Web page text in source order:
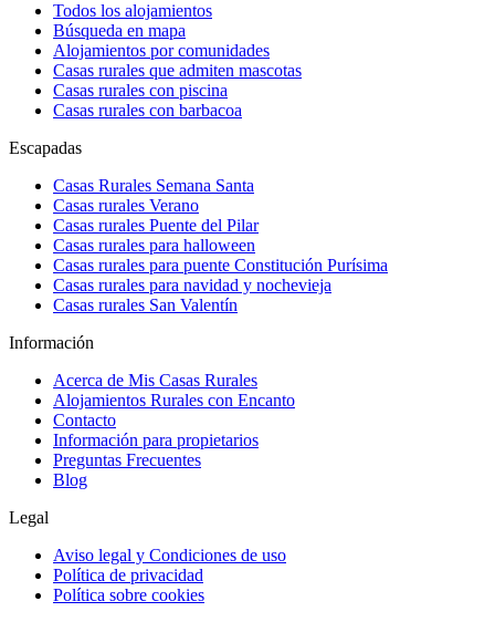
Todos los alojamientos
Búsqueda en mapa
Alojamientos por comunidades
Casas rurales que admiten mascotas
Casas rurales con piscina
Casas rurales con barbacoa
Escapadas
Casas Rurales Semana Santa
Casas rurales Verano
Casas rurales Puente del Pilar
Casas rurales para halloween
Casas rurales para puente Constitución Purísima
Casas rurales para navidad y nochevieja
Casas rurales San Valentín
Información
Acerca de Mis Casas Rurales
Alojamientos Rurales con Encanto
Contacto
Información para propietarios
Preguntas Frecuentes
Blog
Legal
Aviso legal y Condiciones de uso
Política de privacidad
Política sobre cookies